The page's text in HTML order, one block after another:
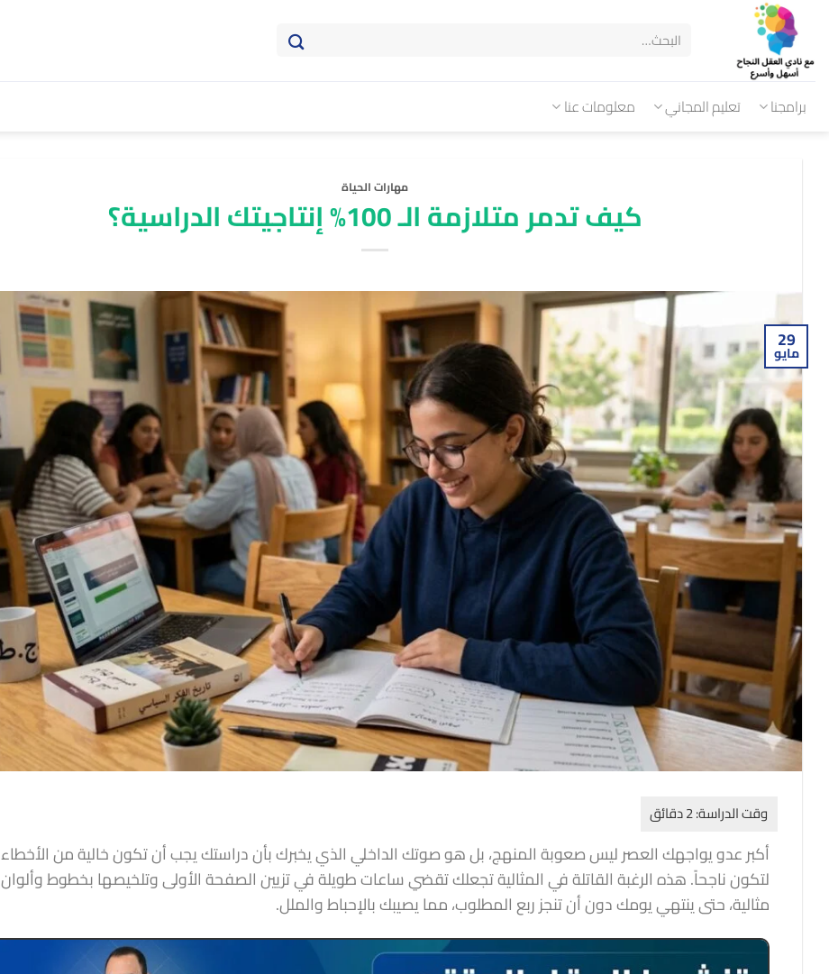
برامجنا تعليم المجاني معلومات عنا
مهارات الحياة
كيف تدمر متلازمة الـ 100% إنتاجيتك الدراسية؟
29
مايو
أكبر عدو يواجهك العصر ليس صعوبة المنهج، بل هو صوتك الداخلي الذي يخبرك بأن دراستك يجب أن تكون خالية من الأخطاء
لتكون ناجحاً. هذه الرغبة القاتلة في المثالية تجعلك تقضي ساعات طويلة في تزيين الصفحة الأولى وتلخيصها بخطوط وألوان
مثالية، حتى ينتهي يومك دون أن تنجز ربع المطلوب، مما يصيبك بالإحباط والملل.